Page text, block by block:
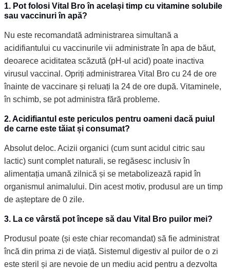
1. Pot folosi Vital Bro în același timp cu vitamine solubile
sau vaccinuri în apă?
Nu este recomandată administrarea simultană a
acidifiantului cu vaccinurile vii administrate în apa de băut,
deoarece aciditatea scăzută (pH-ul acid) poate inactiva
virusul vaccinal. Opriți administrarea Vital Bro cu 24 de ore
înainte de vaccinare și reluați la 24 de ore după. Vitaminele,
în schimb, se pot administra fără probleme.
2. Acidifiantul este periculos pentru oameni dacă puiul
de carne este tăiat și consumat?
Absolut deloc. Acizii organici (cum sunt acidul citric sau
lactic) sunt complet naturali, se regăsesc inclusiv în
alimentația umană zilnică și se metabolizează rapid în
organismul animalului. Din acest motiv, produsul are un timp
de așteptare de 0 zile.
3. La ce vârstă pot începe să dau Vital Bro puilor mei?
Produsul poate (și este chiar recomandat) să fie administrat
încă din prima zi de viață. Sistemul digestiv al puilor de o zi
este steril și are nevoie de un mediu acid pentru a dezvolta